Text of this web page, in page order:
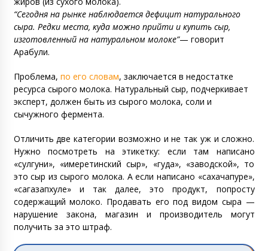
“Сегодня на рынке наблюдается дефицит натурального
сыра. Редки места, куда можно прийти и купить сыр,
изготовленный на натуральном молоке”— говорит
Арабули.
Проблема, по его словам, заключается в недостатке
ресурса сырого молока. Натуральный сыр, подчеркивает
эксперт, должен быть из сырого молока, соли и
сычужного фермента.
Отличить две категории возможно и не так уж и сложно.
Нужно посмотреть на этикетку: если там написано
«сулгуни», «имеретинский сыр», «гуда», «заводской», то
это сыр из сырого молока. А если написано «сахачапуре»,
«сагазапхуле» и так далее, это продукт, попросту
содержащий молоко. Продавать его под видом сыра —
нарушение закона, магазин и производитель могут
получить за это штраф.